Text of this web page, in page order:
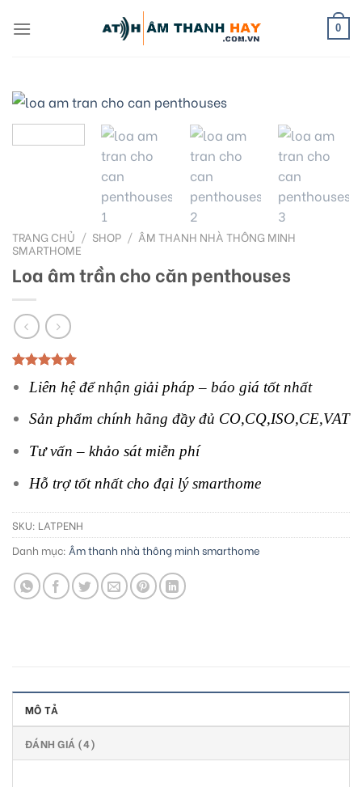
0
TRANG CHỦ / SHOP / ÂM THANH NHÀ THÔNG MINH
SMARTHOME
Loa âm trần cho căn penthouses
trên 5
dựa trên
Liên hệ để nhận giải pháp – báo giá tốt nhất
Sản phẩm chính hãng đầy đủ CO,CQ,ISO,CE,VAT
Tư vấn – khảo sát miễn phí
Hỗ trợ tốt nhất cho đại lý smarthome
SKU: LATPENH
Danh mục: Âm thanh nhà thông minh smarthome
MÔ TẢ
ĐÁNH GIÁ (4)